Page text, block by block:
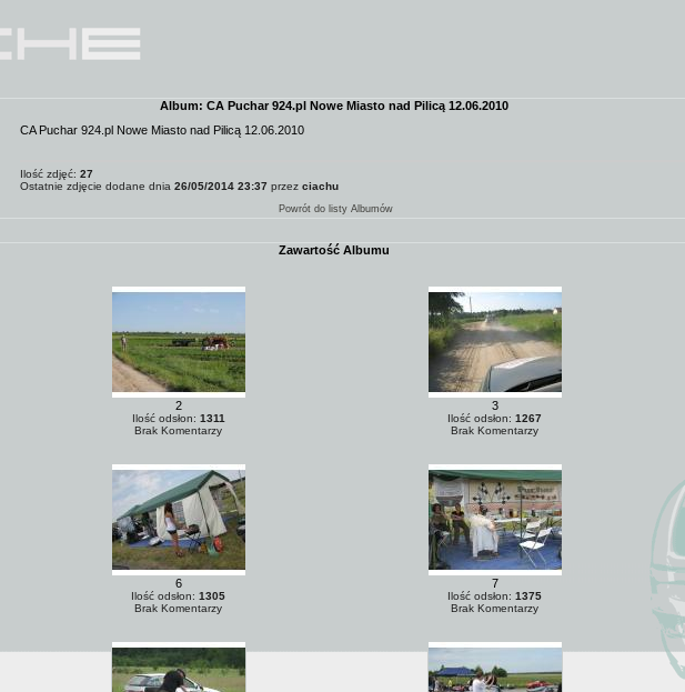
Album: CA Puchar 924.pl Nowe Miasto nad Pilicą 12.06.2010
CA Puchar 924.pl Nowe Miasto nad Pilicą 12.06.2010
Ilość zdjęć: 27
Ostatnie zdjęcie dodane dnia 26/05/2014 23:37 przez ciachu
Powrót do listy Albumów
Zawartość Albumu
2
Ilość odsłon: 1311
Brak Komentarzy
3
Ilość odsłon: 1267
Brak Komentarzy
6
Ilość odsłon: 1305
Brak Komentarzy
7
Ilość odsłon: 1375
Brak Komentarzy